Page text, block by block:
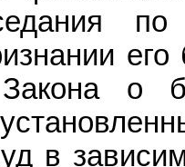
по
его
о
в